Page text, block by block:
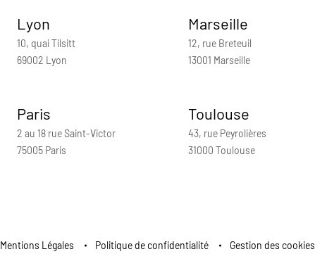
Lyon
10, quai Tilsitt
69002 Lyon
Marseille
12, rue Breteuil
13001 Marseille
Paris
2 au 18 rue Saint-Victor
75005 Paris
Toulouse
43, rue Peyrolières
31000 Toulouse
Mentions Légales Politique de confidentialité Gestion des cookies